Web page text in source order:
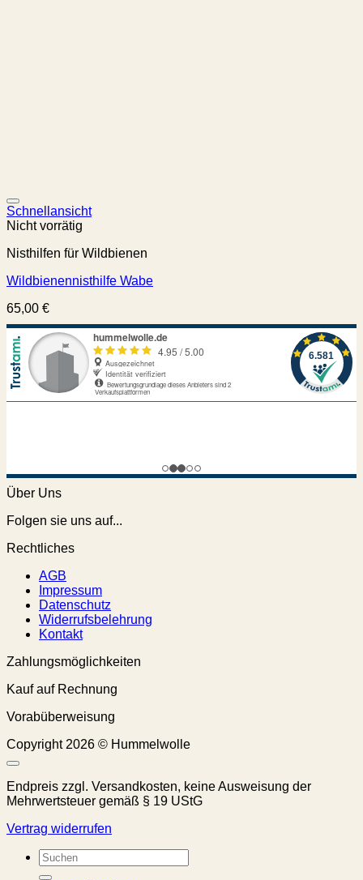
Schnellansicht
Nicht vorrätig
Nisthilfen für Wildbienen
Wildbienennisthilfe Wabe
65,00 €
Über Uns
Folgen sie uns auf...
Rechtliches
AGB
Impressum
Datenschutz
Widerrufsbelehrung
Kontakt
Zahlungsmöglichkeiten
Kauf auf Rechnung
Vorabüberweisung
Copyright 2026 © Hummelwolle
Endpreis zzgl. Versandkosten, keine Ausweisung der
Mehrwertsteuer gemäß § 19 UStG
Vertrag widerrufen
Suchen
nach: